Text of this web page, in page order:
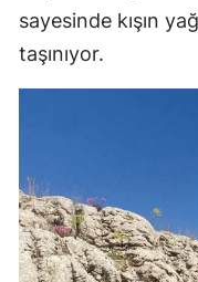
sayesinde kışın
taşınıyor.